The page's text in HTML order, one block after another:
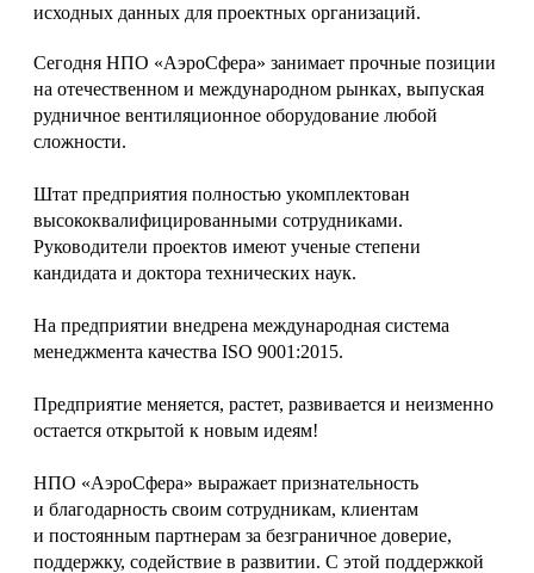
исходных данных для проектных организаций.
Сегодня НПО «АэроСфера» занимает прочные позиции
на отечественном и международном рынках, выпуская
рудничное вентиляционное оборудование любой
сложности.
Штат предприятия полностью укомплектован
высококвалифицированными сотрудниками.
Руководители проектов имеют ученые степени
кандидата и доктора технических наук.
На предприятии внедрена международная система
менеджмента качества ISO 9001:2015.
Предприятие меняется, растет, развивается и неизменно
остается открытой к новым идеям!
НПО «АэроСфера» выражает признательность
и благодарность своим сотрудникам, клиентам
и постоянным партнерам за безграничное доверие,
поддержку, содействие в развитии. С этой поддержкой